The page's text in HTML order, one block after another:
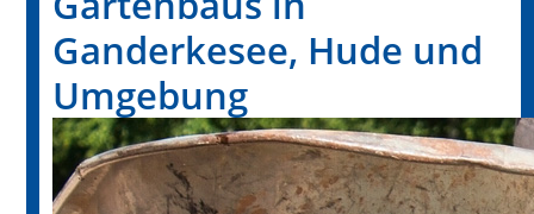
Ganderkesee, Hude und
Umgebung